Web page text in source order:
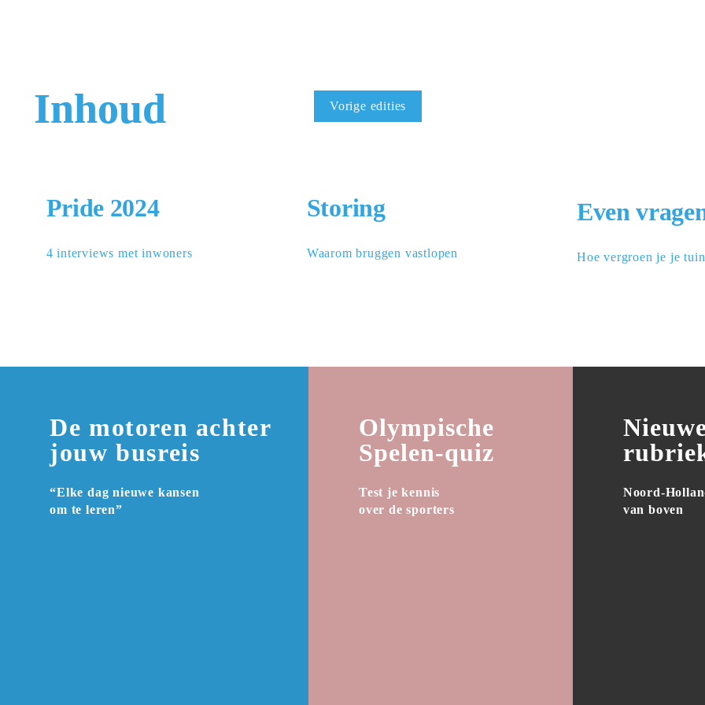
Inhoud Vorige edities
Pride 2024
4 interviews met inwoners
Storing
Waarom bruggen vastlopen
Even
Hoe vergroen je je
De motoren achter
jouw busreis
“Elke dag nieuwe kansen
om te leren”
Olympische
Spelen-quiz
Test je kennis
over de sporters
Noord-
van boven